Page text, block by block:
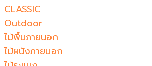
CLASSIC
Outdoor
ไม้พื้นภายนอก
ไม้ผนังภายนอก